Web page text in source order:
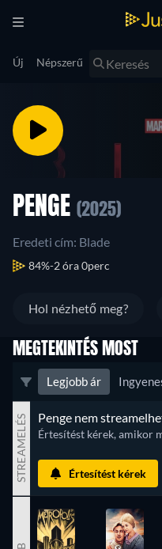
Új Népszerű
PENGE (2025)
Eredeti cím: Blade
84% 2 óra 0perc
Hol nézhető meg?
MEGTEKINTÉS MOST
Legjobb ár
STREAMELÉS Penge nem
Értesítést kérek, amikor
Értesítést kérek